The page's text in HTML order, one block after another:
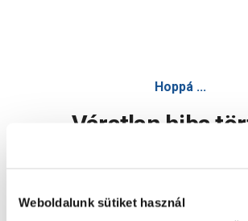
Weboldalunk sütiket használ
Hoppá ...
Váratlan hiba